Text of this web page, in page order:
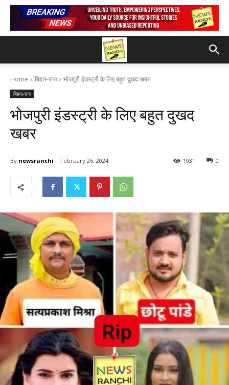
Home बिहार-राज भोजपुरी इंडस्ट्री के लिए बहुत दुखद खबर
बिहार-राज
भोजपुरी इंडस्ट्री के लिए बहुत दुखद
खबर
By newsranchi February 26, 2024 0
1031